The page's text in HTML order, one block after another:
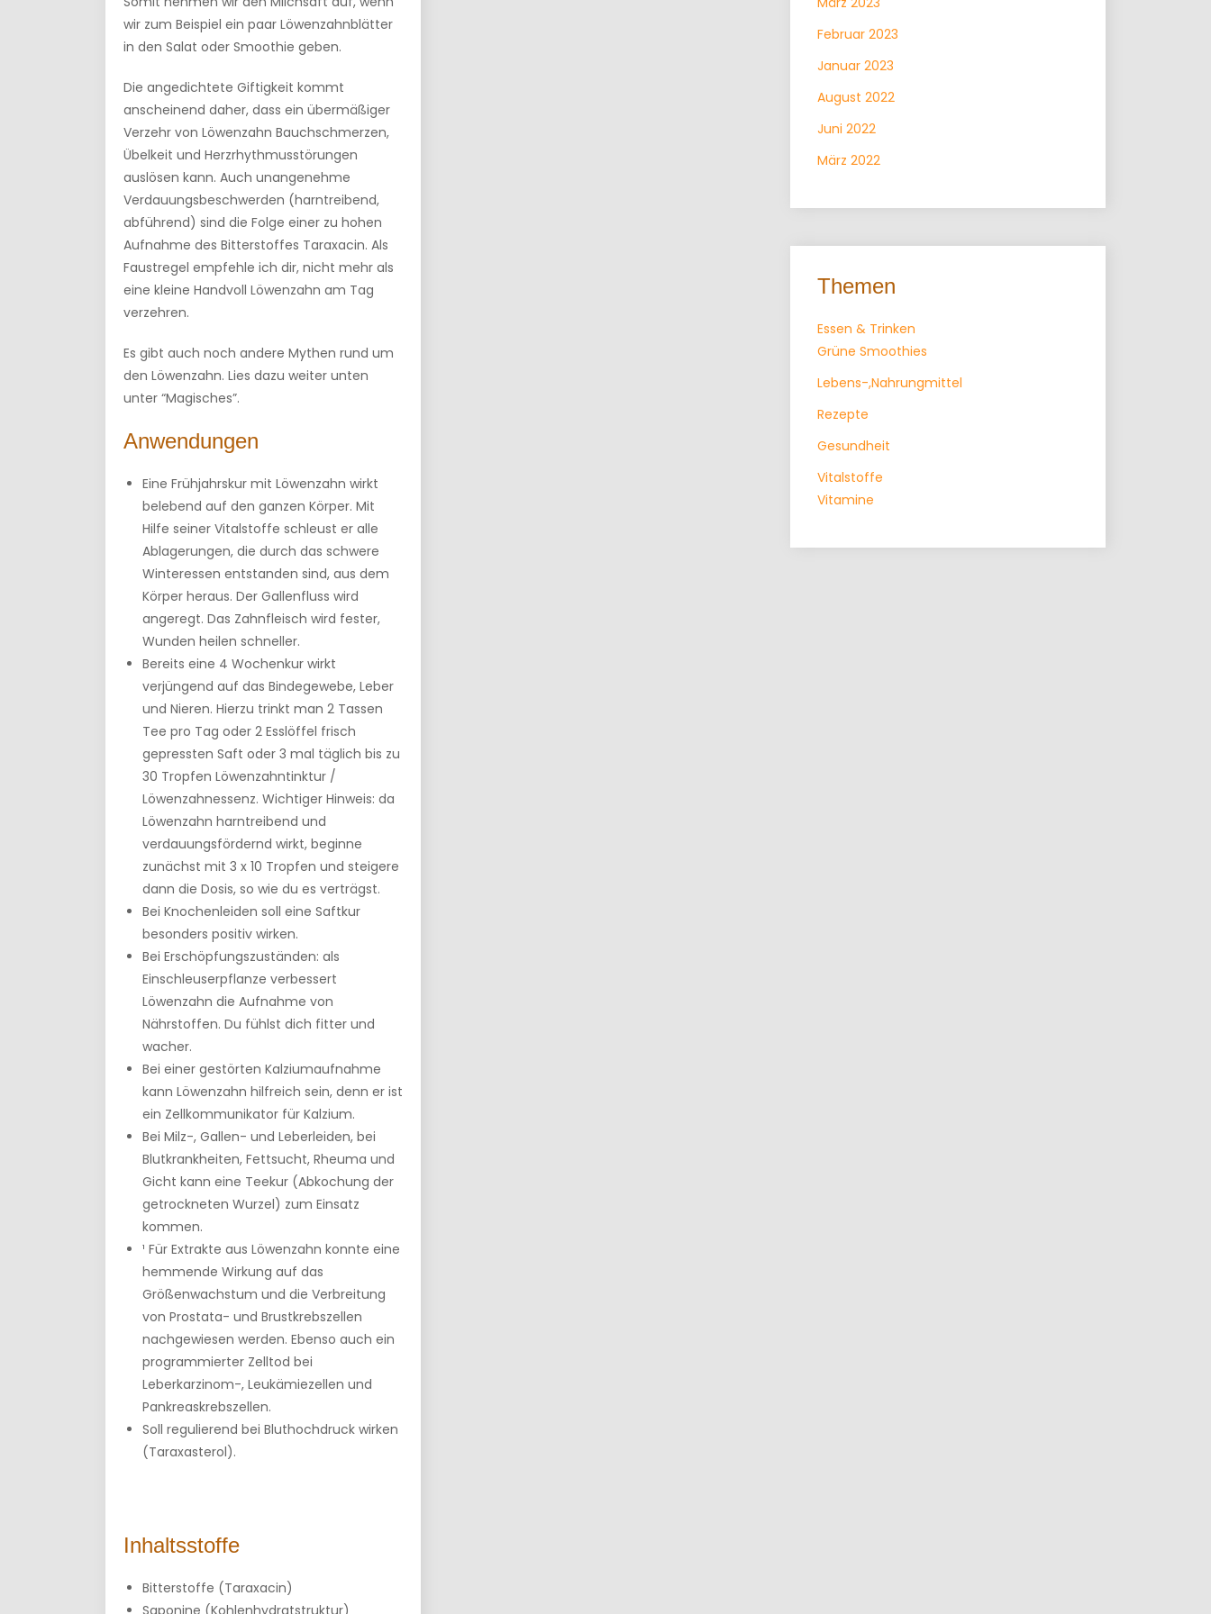
wir zum Beispiel ein paar Löwenzahnblätter
in den Salat oder Smoothie geben.
Die angedichtete Giftigkeit kommt
anscheinend daher, dass ein übermäßiger
Verzehr von Löwenzahn Bauchschmerzen,
Übelkeit und Herzrhythmusstörungen
auslösen kann. Auch unangenehme
Verdauungsbeschwerden (harntreibend,
abführend) sind die Folge einer zu hohen
Aufnahme des Bitterstoffes Taraxacin. Als
Faustregel empfehle ich dir, nicht mehr als
eine kleine Handvoll Löwenzahn am Tag
verzehren.
Es gibt auch noch andere Mythen rund um
den Löwenzahn. Lies dazu weiter unten
unter “Magisches”.
Anwendungen
Eine Frühjahrskur mit Löwenzahn wirkt
belebend auf den ganzen Körper. Mit
Hilfe seiner Vitalstoffe schleust er alle
Ablagerungen, die durch das schwere
Winteressen entstanden sind, aus dem
Körper heraus. Der Gallenfluss wird
angeregt. Das Zahnfleisch wird fester,
Wunden heilen schneller.
Bereits eine 4 Wochenkur wirkt
verjüngend auf das Bindegewebe, Leber
und Nieren. Hierzu trinkt man 2 Tassen
Tee pro Tag oder 2 Esslöffel frisch
gepressten Saft oder 3 mal täglich bis zu
30 Tropfen Löwenzahntinktur /
Löwenzahnessenz. Wichtiger Hinweis: da
Löwenzahn harntreibend und
verdauungsfördernd wirkt, beginne
zunächst mit 3 x 10 Tropfen und steigere
dann die Dosis, so wie du es verträgst.
Bei Knochenleiden soll eine Saftkur
besonders positiv wirken.
Bei Erschöpfungszuständen: als
Einschleuserpflanze verbessert
Löwenzahn die Aufnahme von
Nährstoffen. Du fühlst dich fitter und
wacher.
Bei einer gestörten Kalziumaufnahme
kann Löwenzahn hilfreich sein, denn er ist
ein Zellkommunikator für Kalzium.
Bei Milz-, Gallen- und Leberleiden, bei
Blutkrankheiten, Fettsucht, Rheuma und
Gicht kann eine Teekur (Abkochung der
getrockneten Wurzel) zum Einsatz
kommen.
¹ Für Extrakte aus Löwenzahn konnte eine
hemmende Wirkung auf das
Größenwachstum und die Verbreitung
von Prostata- und Brustkrebszellen
nachgewiesen werden. Ebenso auch ein
programmierter Zelltod bei
Leberkarzinom-, Leukämiezellen und
Pankreaskrebszellen.
Soll regulierend bei Bluthochdruck wirken
(Taraxasterol).
Inhaltsstoffe
Bitterstoffe (Taraxacin)
Saponine (Kohlenhydratstruktur)
Februar 2023
Januar 2023
August 2022
Juni 2022
März 2022
Themen
Essen & Trinken
Grüne Smoothies
Lebens-,Nahrungmittel
Rezepte
Gesundheit
Vitalstoffe
Vitamine